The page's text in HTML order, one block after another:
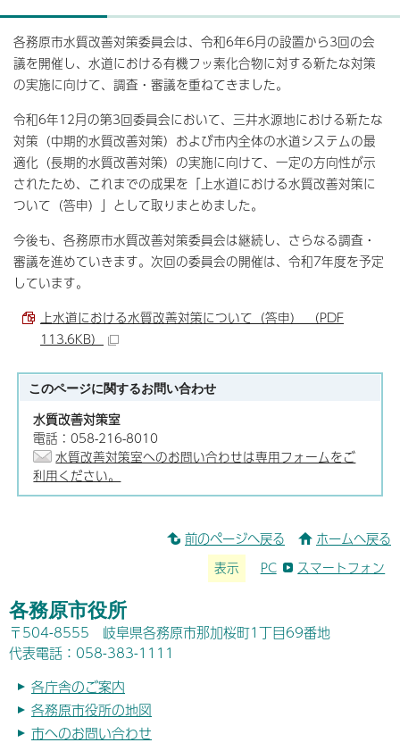
各務原市水質改善対策委員会は、令和6年6月の設置から3回の会
議を開催し、水道における有機フッ素化合物に対する新たな対策
の実施に向けて、調査・審議を重ねてきました。
令和6年12月の第3回委員会において、三井水源地における新たな
対策（中期的水質改善対策）および市内全体の水道システムの最
適化（長期的水質改善対策）の実施に向けて、一定の方向性が示
されたため、これまでの成果を「上水道における水質改善対策に
ついて（答申）」として取りまとめました。
今後も、各務原市水質改善対策委員会は継続し、さらなる調査・
審議を進めていきます。次回の委員会の開催は、令和7年度を予定
しています。
上水道における水質改善対策について（答申） （PDF
113.6KB）
このページに関するお問い合わせ
水質改善対策室
電話：058-216-8010
水質改善対策室へのお問い合わせは専用フォームをご
利用ください。
前のページへ戻る ホームへ戻る
表示 PC スマートフォン
各務原市役所
〒504-8555 岐阜県各務原市那加桜町1丁目69番地
代表電話：058-383-1111
各庁舎のご案内
各務原市役所の地図
市へのお問い合わせ